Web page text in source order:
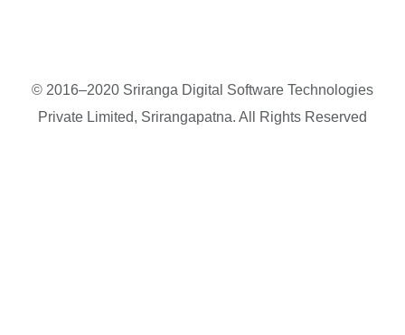
© 2016–2020 Sriranga Digital Software Technologies
Private Limited, Srirangapatna. All Rights Reserved